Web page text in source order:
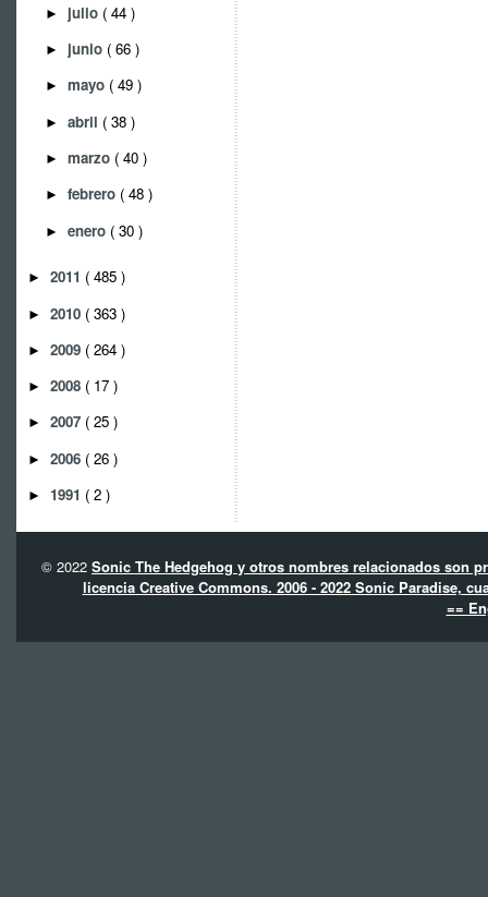
► julio ( 44 )
► junio ( 66 )
► mayo ( 49 )
► abril ( 38 )
► marzo ( 40 )
► febrero ( 48 )
► enero ( 30 )
► 2011 ( 485 )
► 2010 ( 363 )
► 2009 ( 264 )
► 2008 ( 17 )
► 2007 ( 25 )
► 2006 ( 26 )
► 1991 ( 2 )
© 2022 Sonic The Hedgehog y otros nombres relacionados son
licencia Creative Commons. 2006 - 2022 Sonic Paradise,
==